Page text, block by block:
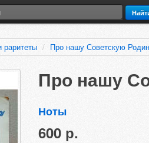
раритеты / Про нашу Советскую
Про нашу
Ноты
600 р.